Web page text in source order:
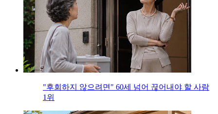
"후회하지 않으려면" 60세 넘어 끊어내야 할 사람
1위